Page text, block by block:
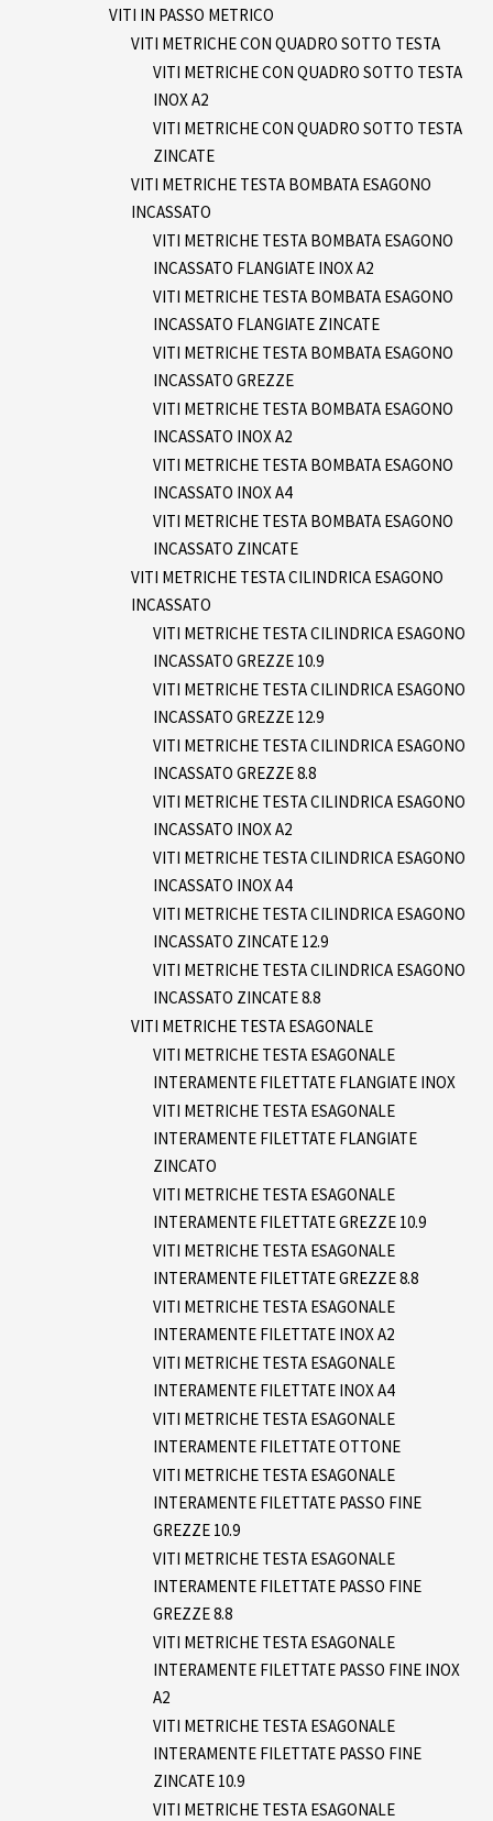
VITI IN PASSO METRICO
VITI METRICHE CON QUADRO SOTTO TESTA
VITI METRICHE CON QUADRO SOTTO TESTA
INOX A2
VITI METRICHE CON QUADRO SOTTO TESTA
ZINCATE
VITI METRICHE TESTA BOMBATA ESAGONO
INCASSATO
VITI METRICHE TESTA BOMBATA ESAGONO
INCASSATO FLANGIATE INOX A2
VITI METRICHE TESTA BOMBATA ESAGONO
INCASSATO FLANGIATE ZINCATE
VITI METRICHE TESTA BOMBATA ESAGONO
INCASSATO GREZZE
VITI METRICHE TESTA BOMBATA ESAGONO
INCASSATO INOX A2
VITI METRICHE TESTA BOMBATA ESAGONO
INCASSATO INOX A4
VITI METRICHE TESTA BOMBATA ESAGONO
INCASSATO ZINCATE
VITI METRICHE TESTA CILINDRICA ESAGONO
INCASSATO
VITI METRICHE TESTA CILINDRICA ESAGONO
INCASSATO GREZZE 10.9
VITI METRICHE TESTA CILINDRICA ESAGONO
INCASSATO GREZZE 12.9
VITI METRICHE TESTA CILINDRICA ESAGONO
INCASSATO GREZZE 8.8
VITI METRICHE TESTA CILINDRICA ESAGONO
INCASSATO INOX A2
VITI METRICHE TESTA CILINDRICA ESAGONO
INCASSATO INOX A4
VITI METRICHE TESTA CILINDRICA ESAGONO
INCASSATO ZINCATE 12.9
VITI METRICHE TESTA CILINDRICA ESAGONO
INCASSATO ZINCATE 8.8
VITI METRICHE TESTA ESAGONALE
VITI METRICHE TESTA ESAGONALE
INTERAMENTE FILETTATE FLANGIATE INOX
VITI METRICHE TESTA ESAGONALE
INTERAMENTE FILETTATE FLANGIATE
ZINCATO
VITI METRICHE TESTA ESAGONALE
INTERAMENTE FILETTATE GREZZE 10.9
VITI METRICHE TESTA ESAGONALE
INTERAMENTE FILETTATE GREZZE 8.8
VITI METRICHE TESTA ESAGONALE
INTERAMENTE FILETTATE INOX A2
VITI METRICHE TESTA ESAGONALE
INTERAMENTE FILETTATE INOX A4
VITI METRICHE TESTA ESAGONALE
INTERAMENTE FILETTATE OTTONE
VITI METRICHE TESTA ESAGONALE
INTERAMENTE FILETTATE PASSO FINE
GREZZE 10.9
VITI METRICHE TESTA ESAGONALE
INTERAMENTE FILETTATE PASSO FINE
GREZZE 8.8
VITI METRICHE TESTA ESAGONALE
INTERAMENTE FILETTATE PASSO FINE INOX
A2
VITI METRICHE TESTA ESAGONALE
INTERAMENTE FILETTATE PASSO FINE
ZINCATE 10.9
VITI METRICHE TESTA ESAGONALE